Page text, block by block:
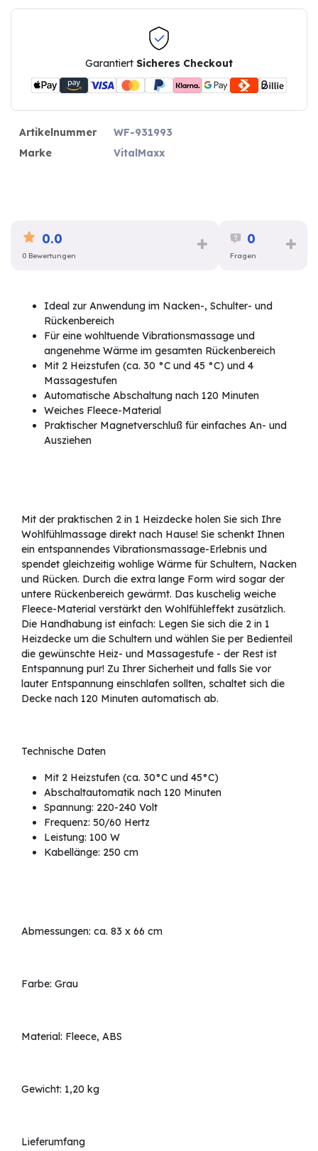
Garantiert Sicheres Checkout
Artikelnummer
WF-931993
Marke
VitalMaxx
0.0
0 Bewertungen
0
Fragen
Ideal zur Anwendung im Nacken-, Schulter- und
Rückenbereich
Für eine wohltuende Vibrationsmassage und
angenehme Wärme im gesamten Rückenbereich
Mit 2 Heizstufen (ca. 30 °C und 45 °C) und 4
Massagestufen
Automatische Abschaltung nach 120 Minuten
Weiches Fleece-Material
Praktischer Magnetverschluß für einfaches An- und
Ausziehen
Mit der praktischen 2 in 1 Heizdecke holen Sie sich Ihre
Wohlfühlmassage direkt nach Hause! Sie schenkt Ihnen
ein entspannendes Vibrationsmassage-Erlebnis und
spendet gleichzeitig wohlige Wärme für Schultern, Nacken
und Rücken. Durch die extra lange Form wird sogar der
untere Rückenbereich gewärmt. Das kuschelig weiche
Fleece-Material verstärkt den Wohlfühleffekt zusätzlich.
Die Handhabung ist einfach: Legen Sie sich die 2 in 1
Heizdecke um die Schultern und wählen Sie per Bedienteil
die gewünschte Heiz- und Massagestufe - der Rest ist
Entspannung pur! Zu Ihrer Sicherheit und falls Sie vor
lauter Entspannung einschlafen sollten, schaltet sich die
Decke nach 120 Minuten automatisch ab.
Technische Daten
Mit 2 Heizstufen (ca. 30°C und 45°C)
Abschaltautomatik nach 120 Minuten
Spannung: 220-240 Volt
Frequenz: 50/60 Hertz
Leistung: 100 W
Kabellänge: 250 cm
Abmessungen: ca. 83 x 66 cm
Farbe: Grau
Material: Fleece, ABS
Gewicht: 1,20 kg
Lieferumfang